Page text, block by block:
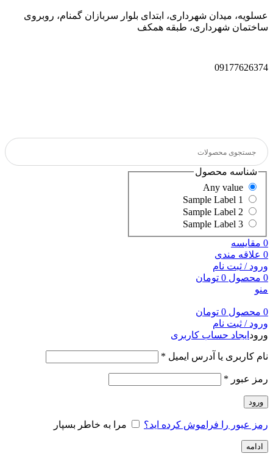
عسلویه، میدان شهرداری، ابتدای بلوار سربازان گمنام، روبروی
ساختمان شهرداری، طبقه همکف
09177626374
شناسه محصول
0 مقایسه
0 علاقه مندی
ورود / ثبت نام
0 محصول 0 تومان
منو
0 محصول 0 تومان
ورود / ثبت نام
ورود ایجاد حساب کاربری
نام کاربری یا آدرس ایمیل *
رمز عبور *
ورود
رمز عبور را فراموش کرده اید؟ مرا به خاطر بسپار
ادامه